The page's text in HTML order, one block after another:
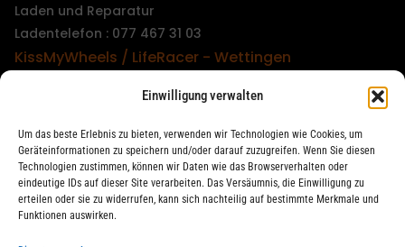
Einwilligung verwalten
Um das beste Erlebnis zu bieten, verwenden wir Technologien wie Cookies, um
Geräteinformationen zu speichern und/oder darauf zuzugreifen. Wenn Sie diesen
Technologien zustimmen, können wir Daten wie das Browserverhalten oder
eindeutige IDs auf dieser Site verarbeiten. Das Versäumnis, die Einwilligung zu
erteilen oder sie zu widerrufen, kann sich nachteilig auf bestimmte Merkmale und
Funktionen auswirken.
Laden und Reparatur
Ladentelefon : 077 467 31 03
KissMyWheels / LifeRacer - Wettingen
Ladentelefon : 079 747 00 36
KissMyWheels / LifeRacer - Zürich Unterstrass
Laden und Reparatur
Ladentelefon : 078 261 06 40
KissMyWheels / LifeRacer - Zürich Wiedikon
Reparatur